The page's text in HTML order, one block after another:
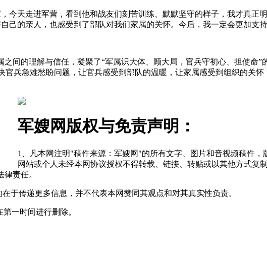
今天走进军营，看到他和战友们刻苦训练、默默坚守的样子，我才真正
的亲人，也感受到了部队对我们家属的关怀。今后，我一定会更加支
间的理解与信任，凝聚了“军属识大体、顾大局，官兵守初心、担使命”
兵急难愁盼问题，让官兵感受到部队的温暖，让家属感受到组织的关
军嫂网版权与免责声明：
1、凡本网注明"稿件来源：军嫂网"的所有文字、图片和音视频稿件，
网站或个人未经本网协议授权不得转载、链接、转贴或以其他方式复
责任。
于传递更多信息，并不代表本网赞同其观点和对其真实性负责。
一时间进行删除。